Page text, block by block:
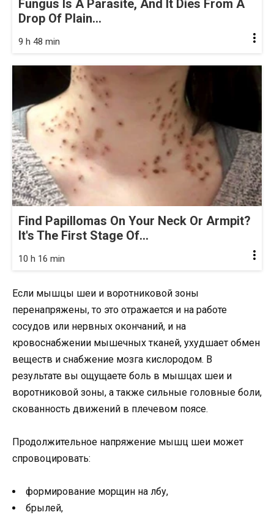
Fungus Is A Parasite, And It Dies From A
Drop Of Plain...
9 h 48 min
Find Papillomas On Your Neck Or Armpit?
It's The First Stage Of...
10 h 16 min
Если мышцы шеи и воротниковой зоны
перенапряжены, то это отражается и на работе
сосудов или нервных окончаний, и на
кровоснабжении мышечных тканей, ухудшает обмен
веществ и снабжение мозга кислородом. В
результате вы ощущаете боль в мышцах шеи и
воротниковой зоны, а также сильные головные боли,
скованность движений в плечевом поясе.
Продолжительное напряжение мышц шеи может
спровоцировать:
формирование морщин на лбу,
брылей,